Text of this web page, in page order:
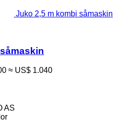
Juko 2,5 m kombi såmaskin
≈ US$ 1.040
AS